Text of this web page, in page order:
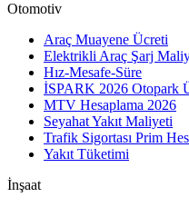
Otomotiv
Araç Muayene Ücreti
Elektrikli Araç Şarj
Hız-Mesafe-Süre
İSPARK 2026 Otopark
MTV Hesaplama 2026
Seyahat Yakıt Maliyeti
Trafik Sigortası Prim
Yakıt Tüketimi
İnşaat